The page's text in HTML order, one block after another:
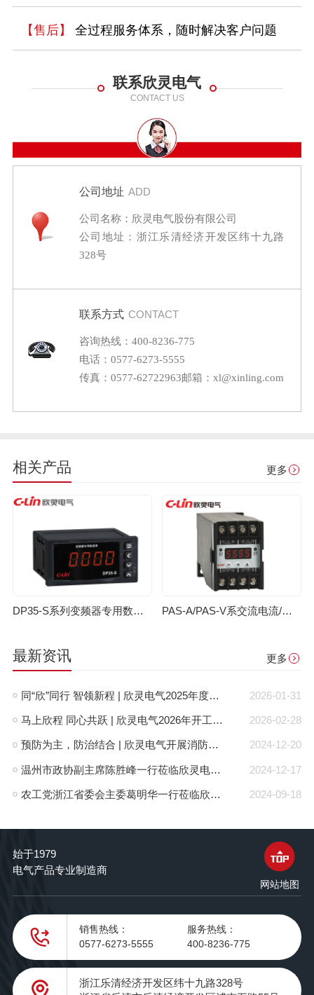
【售后】 全过程服务体系，随时解决客户问题
联系欣灵电气
CONTACT US
公司地址 ADD
公司名称：欣灵电气股份有限公司
公司地址：浙江乐清经济开发区纬十九路
328号
联系方式 CONTACT
咨询热线：400-8236-775
电话：0577-6273-5555
传真：0577-62722963邮箱：xl@xinling.com
相关产品 更多
DP35-S系列变频器专用数显表 PAS-A/PAS-V系交流电流/电压变送器
最新资讯 更多
2026-01-31
同“欣”同行 智领新程 | 欣灵电气2025年度表彰总结大会暨新年酒会成功举办！
2026-02-28
马上欣程 同心共跃 | 欣灵电气2026年开工大吉！
2024-12-20
预防为主，防治结合 | 欣灵电气开展消防应急预案演练活动
2024-12-17
温州市政协副主席陈胜峰一行莅临欣灵电气调研指导
2024-09-18
农工党浙江省委会主委葛明华一行莅临欣灵电气考察调研
始于1979
电气产品专业制造商
网站地图
销售热线：
0577-6273-5555
服务热线：
400-8236-775
浙江乐清经济开发区纬十九路328号